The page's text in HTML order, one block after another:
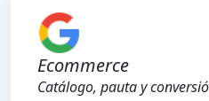
Ecommerce
Catálogo, pauta y